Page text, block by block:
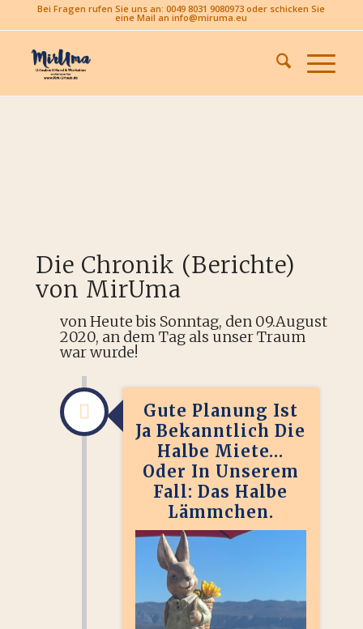
Bei Fragen rufen Sie uns an: 0049 8031 9080973 oder schicken Sie
eine Mail an info@miruma.eu
Die Chronik (Berichte)
von MirUma
von Heute bis Sonntag, den 09.August
2020, an dem Tag als unser Traum
war wurde!
Gute Planung Ist
Ja Bekanntlich Die
Halbe Miete…
Oder In Unserem
Fall: Das Halbe
Lämmchen.